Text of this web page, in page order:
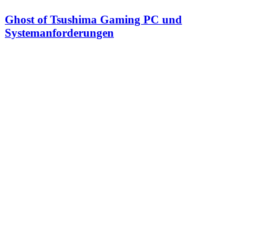
Ghost of Tsushima Gaming PC und
Systemanforderungen